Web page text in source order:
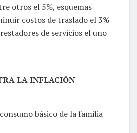
otros el 5%, esquemas
costos de traslado el 3%
de servicios el uno
LA INFLACIÓN
básico de la familia